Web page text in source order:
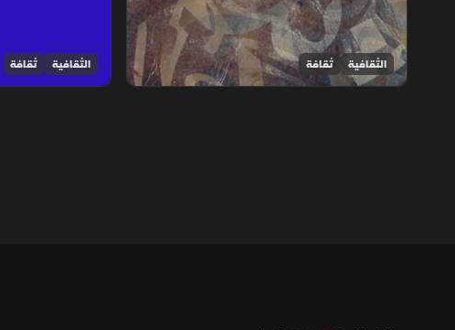
الثقافية ثقافة الثقافية ثقافة